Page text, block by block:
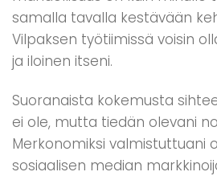
samalla tavalla kestävään
Vilpaksen työtiimissä voisin
ja iloinen itseni.
Suoranaista kokemusta
ei ole, mutta tiedän olevani
Merkonomiksi valmistuttuani
sosiaalisen median